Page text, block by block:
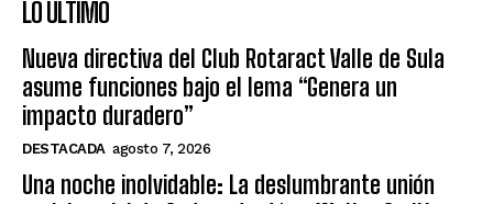
LO ÚLTIMO
Nueva directiva del Club Rotaract Valle de Sula
asume funciones bajo el lema “Genera un
impacto duradero”
DESTACADA agosto 7, 2026
Una noche inolvidable: La deslumbrante unión